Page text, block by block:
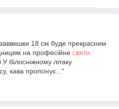
18 см буде прекрасним
на професійне свято
білосніжному літаку.
кава пропонує..."